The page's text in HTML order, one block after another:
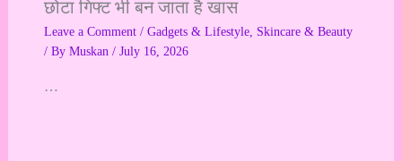
छोटा गिफ्ट भी बन जाता है खास
Leave a Comment / Gadgets & Lifestyle, Skincare & Beauty
/ By Muskan / July 16, 2026
…